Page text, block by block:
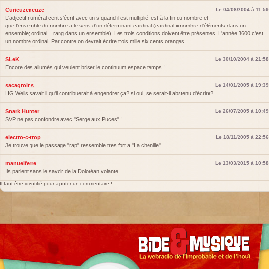
Curieuzeneuze Le 04/08/2004 à 11:59
L'adjectif numéral cent s'écrit avec un s quand il est multiplié, est à la fin du nombre et
que l'ensemble du nombre a le sens d'un déterminant cardinal (cardinal = nombre d'éléments dans un
ensemble; ordinal = rang dans un ensemble). Les trois conditions doivent être présentes. L'année 3600 c'est
un nombre ordinal. Par contre on devrait écrire trois mille six cents oranges.
SLeK Le 30/10/2004 à 21:58
Encore des allumés qui veulent briser le continuum espace temps !
sacagroins Le 14/01/2005 à 19:39
HG Wells savait il qu'il contribuerait à engendrer ça? si oui, se serait-il abstenu d'écrire?
Snark Hunter Le 26/07/2005 à 10:49
SVP ne pas confondre avec "Serge aux Puces" !…
electro-c-trop Le 18/11/2005 à 22:56
Je trouve que le passage "rap" ressemble tres fort a "La chenille".
manuelferre Le 13/03/2015 à 10:58
Ils parlent sans le savoir de la Doloréan volante…
Il faut être identifié pour ajouter un commentaire !